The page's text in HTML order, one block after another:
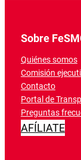
Sobre
Quiénes somos
Comisión
Contacto
Portal de
Preguntas
AFÍLIATE